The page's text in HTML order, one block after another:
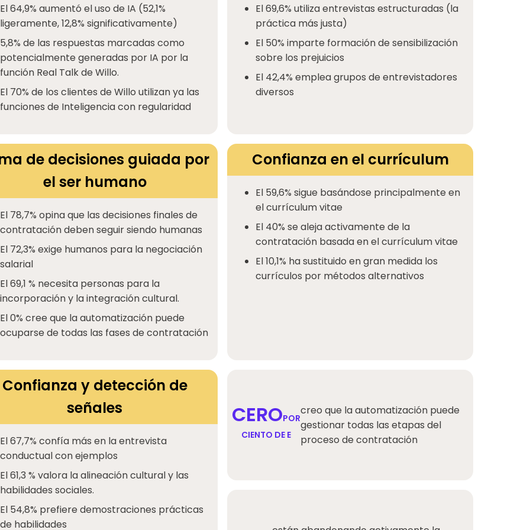
El 64,9% aumentó el uso de IA (52,1%
ligeramente, 12,8% significativamente)
5,8% de las respuestas marcadas como
potencialmente generadas por IA por la
función Real Talk de Willo.
El 70% de los clientes de Willo utilizan ya las
funciones de Inteligencia con regularidad
El 69,6% utiliza entrevistas estructuradas (la
práctica más justa)
El 50% imparte formación de sensibilización
sobre los prejuicios
El 42,4% emplea grupos de entrevistadores
diversos
de decisiones guiada por
el ser humano
El 78,7% opina que las decisiones finales de
contratación deben seguir siendo humanas
El 72,3% exige humanos para la negociación
salarial
El 69,1 % necesita personas para la
incorporación y la integración cultural.
El 0% cree que la automatización puede
ocuparse de todas las fases de contratación
Confianza en el currículum
El 59,6% sigue basándose principalmente en
el currículum vitae
El 40% se aleja activamente de la
contratación basada en el currículum vitae
El 10,1% ha sustituido en gran medida los
currículos por métodos alternativos
Confianza y detección de
señales
El 67,7% confía más en la entrevista
conductual con ejemplos
El 61,3 % valora la alineación cultural y las
habilidades sociales.
El 54,8% prefiere demostraciones prácticas
de habilidades
CEROPOR
CIENTO DE E
creo que la automatización puede
gestionar todas las etapas del
proceso de contratación